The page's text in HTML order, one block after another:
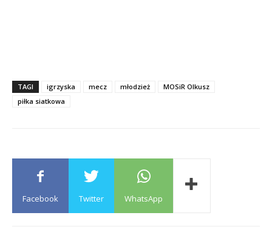
TAGI igrzyska mecz młodzież
MOSiR Olkusz
piłka siatkowa
Facebook Twitter WhatsApp